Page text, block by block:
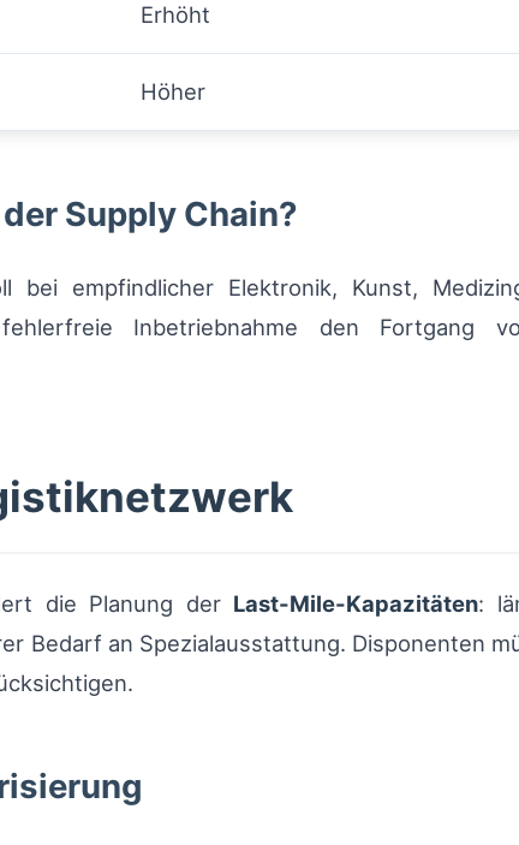
Erhöht
Höher
Supply Chain?
bei empfindlicher Elektronik, Kunst,
Inbetriebnahme den Fortgang
die Planung der Last-Mile-Kapazitäten:
Bedarf an Spezialausstattung. Disponenten